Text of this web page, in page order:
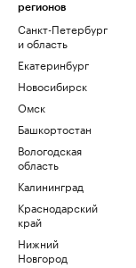
регионов
Санкт-Петербург
и область
Екатеринбург
Новосибирск
Омск
Башкортостан
Вологодская
область
Калининград
Краснодарский
край
Нижний
Новгород